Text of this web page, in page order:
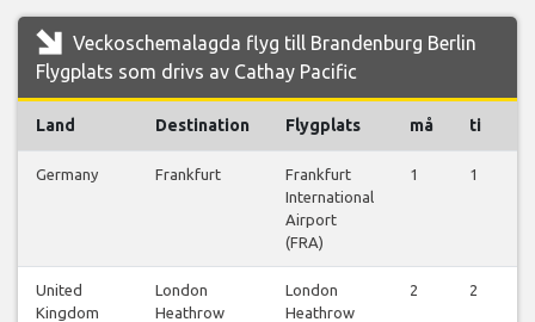
Veckoschemalagda flyg till Brandenburg Berlin
Flygplats som drivs av Cathay Pacific
Land Destination Flygplats må ti
Germany Frankfurt
Frankfurt
International
Airport
(FRA)
1 1
United
Kingdom
London
Heathrow
London
Heathrow
2 2